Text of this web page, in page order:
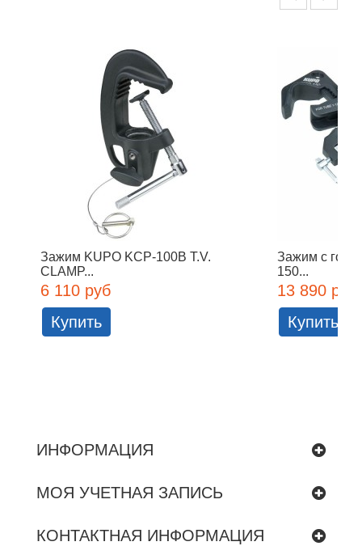
Зажим KUPO KCP-100B T.V.
CLAMP...
6 110 руб
Купить
Зажим с
150...
13 890 руб
Купить
ИНФОРМАЦИЯ
МОЯ УЧЕТНАЯ ЗАПИСЬ
КОНТАКТНАЯ ИНФОРМАЦИЯ